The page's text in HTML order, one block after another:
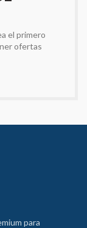
el primero
ofertas
para